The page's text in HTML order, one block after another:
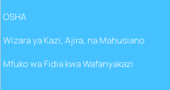
OSHA
Wizara ya Kazi, Ajira, na Mahusiano
Mfuko wa Fidia kwa Wafanyakazi